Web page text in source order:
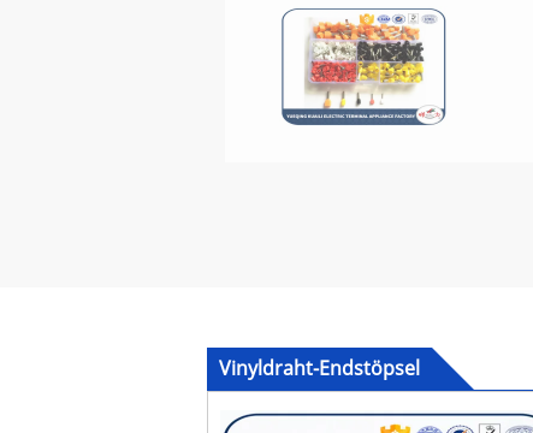
Vinyldraht-Endstöpsel